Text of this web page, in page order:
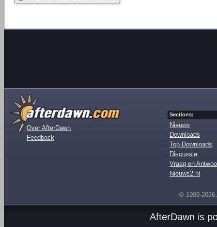
Over AfterDawn
Feedback
Sections:
Nieuws
Downloads
Top Downloads
Discussie
Vraag en
Nieuws2.nl
© 1999-2026
AfterDawn is